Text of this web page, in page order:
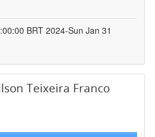
BRT 2024-Sun Jan 31
Teixeira Franco